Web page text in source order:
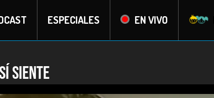
ESPECIALES EN VIVO
siente